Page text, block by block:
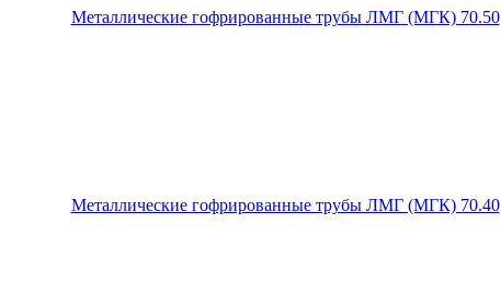
Металлические гофрированные трубы ЛМГ (МГК) 70.50
Металлические гофрированные трубы ЛМГ (МГК) 70.40